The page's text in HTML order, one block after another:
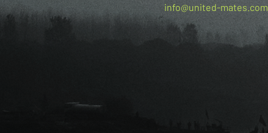
info@united-mates.com